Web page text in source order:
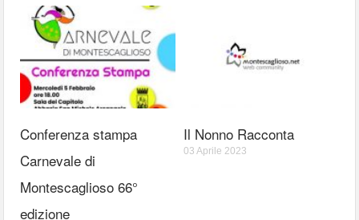
Conferenza stampa
Carnevale di
Montescaglioso 66°
edizione
Il Nonno Racconta
03 Aprile 2023